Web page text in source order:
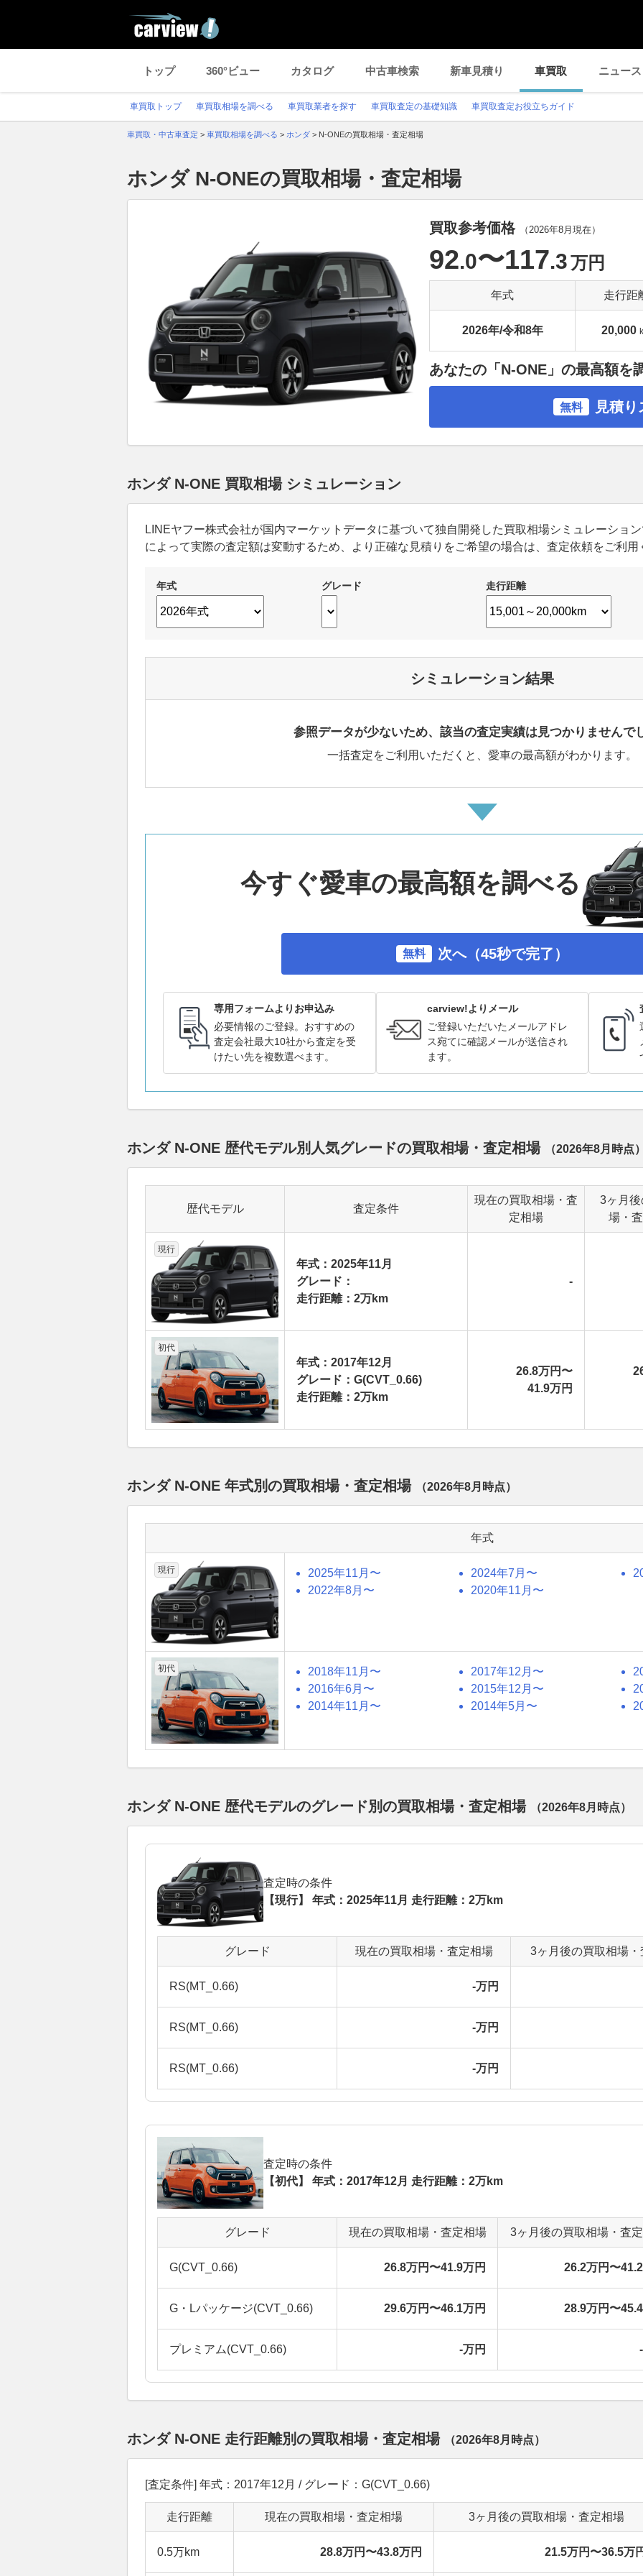
トップ 360°ビュー カタログ 中古車検索 新車見積り 車買取 ニュース
車買取トップ 車買取相場を調べる 車買取業者を探す 車買取査定の基礎知識 車買取査定お役立ちガイド
車買取・中古車査定 > 車買取相場を調べる > ホンダ > N-ONEの買取相場・査定相場
ホンダ N-ONEの買取相場・査定相場
買取参考価格 （2026年8月 現在）
92.0〜117.3万円
年式 走行距
2026年/令和8年 20,000
あなたの「N-ONE」の最高額を
無料 見積
ホンダ N-ONE 買取相場 シミュレーション
LINEヤフー株式会社が国内マーケットデータに基づいて独自開発した買取相場シミュレーショ
によって実際の査定額は変動するため、より正確な見積りをご希望の場合は、査定依頼をご利用
年式 グレード 走行距離
シミュレーション結果
参照データが少ないため、該当の査定実績は見つかりませんで
一括査定をご利用いただくと、愛車の最高額がわかります。
今すぐ愛車の最高額を調べる
無料 次へ（45秒で完了）
専用フォームよりお申込み
必要情報のご登録。おすすめの
査定会社最大10社から査定を受
けたい先を複数選べます。
carview!よりメール
ご登録いただいたメールアドレ
ス宛てに確認メールが送信され
ます。
ホンダ N-ONE 歴代モデル別人気グレードの買取相場・査定相場 （2026年8月 時点
歴代モデル 査定条件
現在の買取相場・査
定相場
3ヶ月
場・
現行
年式：2025年11月
グレード：
走行距離：2万km
-
初代
年式：2017年12月
グレード：G(CVT_0.66)
走行距離：2万km
26.8万円〜
41.9万円
ホンダ N-ONE 年式別の買取相場・査定相場 （2026年8月 時点）
年式
現行 2025年11月〜 2024年7月〜
2022年8月〜
2020年11月〜
初代 2018年11月〜 2017年12月〜
2016年6月〜
2015年12月〜
2014年11月〜
2014年5月〜
ホンダ N-ONE 歴代モデルのグレード別の買取相場・査定相場 （2026年8月 時点）
査定時の条件
【現行】 年式：2025年11月 走行距離：2万km
グレード 現在の買取相場・査定相場 3ヶ月後の買取相場・
RS(MT_0.66) -万円
RS(MT_0.66) -万円
RS(MT_0.66) -万円
査定時の条件
【初代】 年式：2017年12月 走行距離：2万km
グレード 現在の買取相場・査定相場 3ヶ月後の買取相場・査
G(CVT_0.66) 26.8万円〜41.9万円 26.2万円〜
G・Lパッケージ(CVT_0.66) 29.6万円〜46.1万円 28.9万円〜
プレミアム(CVT_0.66) -万円
ホンダ N-ONE 走行距離別の買取相場・査定相場 （2026年8月 時点）
[査定条件] 年式：2017年12月 / グレード：G(CVT_0.66)
走行距離 現在の買取相場・査定相場 3ヶ月後の買取相場・査定相場
0.5万km 28.8万円〜43.8万円 21.5万円〜36.5万